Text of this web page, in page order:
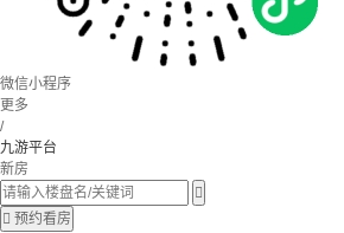
微信小程序
更多
/
九游平台
新房

 预约看房